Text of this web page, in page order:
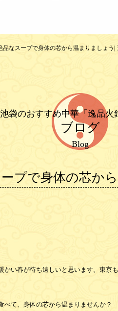
品なスープで身体の芯から温まりましょう|
池袋のおすすめ中華「逸品火
ブログ
Blog
プで身体の芯か
い春が待ち遠しいと思います。東
て、身体の芯から温まりませんか？